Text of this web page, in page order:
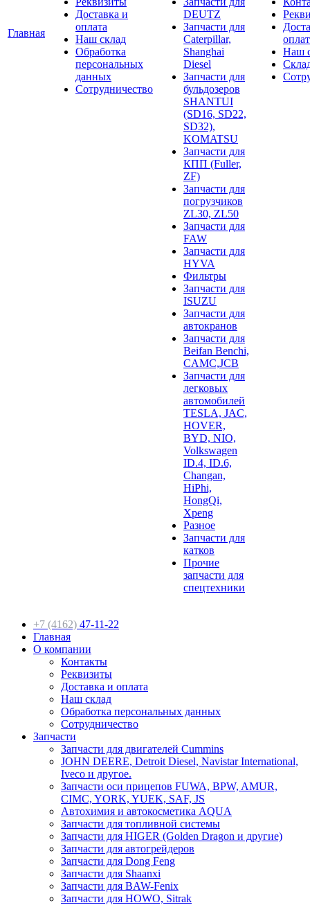
Главная
Доставка и
оплата
Наш склад
Обработка
персональных
данных
Сотрудничество
DEUTZ
Запчасти для
Caterpillar,
Shanghai
Diesel
Запчасти для
бульдозеров
SHANTUI
(SD16, SD22,
SD32),
KOMATSU
Запчасти для
КПП (Fuller,
ZF)
Запчасти для
погрузчиков
ZL30, ZL50
Запчасти для
FAW
Запчасти для
HYVA
Фильтры
Запчасти для
ISUZU
Запчасти для
автокранов
Запчасти для
Beifan Benchi,
CAMC,JCB
Запчасти для
легковых
автомобилей
TESLA, JAC,
HOVER,
BYD, NIO,
Volkswagen
ID.4, ID.6,
Changan,
HiPhi,
HongQi,
Xpeng
Разное
Запчасти для
катков
Прочие
запчасти для
спецтехники
Наш
+7 (4162) 47-11-22
Главная
О компании
Контакты
Реквизиты
Доставка и оплата
Наш склад
Обработка персональных данных
Сотрудничество
Запчасти
Запчасти для двигателей Cummins
JOHN DEERE, Detroit Diesel, Navistar International,
Iveco и другое.
Запчасти оси прицепов FUWA, BPW, AMUR,
CIMC, YORK, YUEK, SAF, JS
Автохимия и автокосметика AQUA
Запчасти для топливной системы
Запчасти для HIGER (Golden Dragon и другие)
Запчасти для автогрейдеров
Запчасти для Dong Feng
Запчасти для Shaanxi
Запчасти для BAW-Fenix
Запчасти для HOWO, Sitrak